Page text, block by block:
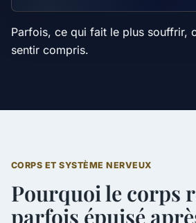
Parfois, ce qui fait le plus souffrir,
sentir compris.
CORPS ET SYSTÈME NERVEUX
Pourquoi le corps
parfois épuisé